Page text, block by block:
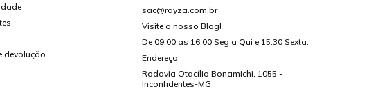
devolução
sac@rayza.com.br
Visite o nosso Blog!
De 09:00 as 16:00 Seg a Qui e 15:30 Sexta.
Endereço
Rodovia Otacílio Bonamichi, 1055 -
Inconfidentes-MG